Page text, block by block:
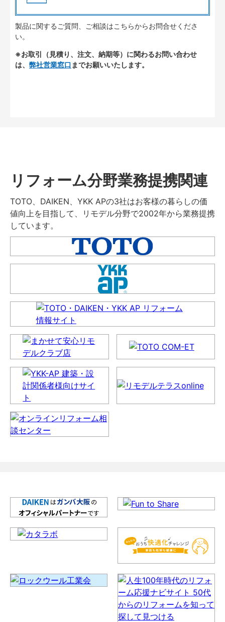
製品に関するご質問、ご相談はこちらからお問合せくださ
い。
※お取引（見積り、注文、納期等）に関わるお問い合わせ
は、 弊社営業窓口 までお願いいたします。
リフォーム分野業務提携関連
TOTO、DAIKEN、YKK APの3社はお客様の暮らしの価
値向上を目指して、リモデル分野で2002年から業務提携
しています。